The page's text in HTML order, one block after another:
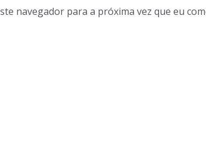
navegador para a próxima vez que eu